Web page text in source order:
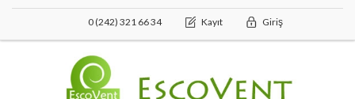
0 (242) 321 66 34 Kayıt Giriş